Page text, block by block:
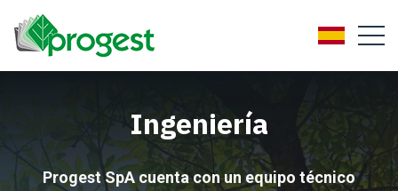
Ingeniería
Progest SpA cuenta con un equipo técnico